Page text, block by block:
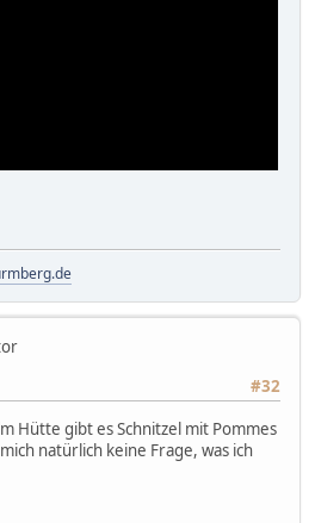
#32
Hütte gibt es Schnitzel mit Pommes
natürlich keine Frage, was ich